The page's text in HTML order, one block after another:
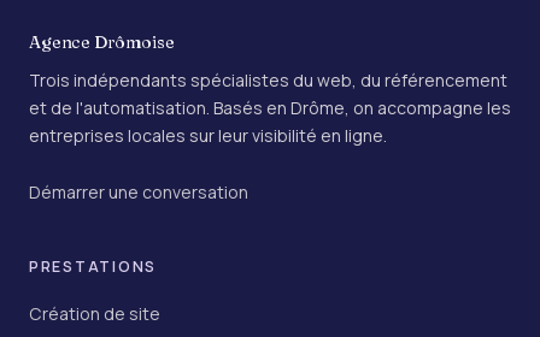
Agence Drômoise
Trois indépendants spécialistes du web, du référencement
et de l'automatisation. Basés en Drôme, on accompagne les
entreprises locales sur leur visibilité en ligne.
Démarrer une conversation
PRESTATIONS
Création de site